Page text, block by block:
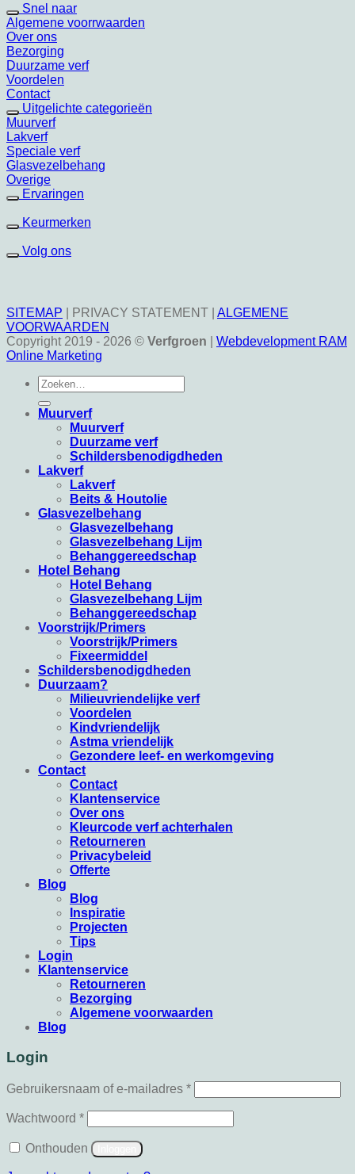
Snel naar
Algemene voorrwaarden
Over ons
Bezorging
Duurzame verf
Voordelen
Contact
Uitgelichte categorieën
Muurverf
Lakverf
Speciale verf
Glasvezelbehang
Overige
Ervaringen
Keurmerken
Volg ons
SITEMAP PRIVACY STATEMENT
ALGEMENE
VOORWAARDEN
Copyright 2019 - 2026 © Verfgroen
Webdevelopment RAM
Online Marketing
Zoeken
naar:
Muurverf
Muurverf
Duurzame verf
Schildersbenodigdheden
Lakverf
Lakverf
Beits & Houtolie
Glasvezelbehang
Glasvezelbehang
Glasvezelbehang Lijm
Behanggereedschap
Hotel Behang
Hotel Behang
Glasvezelbehang Lijm
Behanggereedschap
Voorstrijk/Primers
Voorstrijk/Primers
Fixeermiddel
Schildersbenodigdheden
Duurzaam?
Milieuvriendelijke verf
Voordelen
Kindvriendelijk
Astma vriendelijk
Gezondere leef- en werkomgeving
Contact
Contact
Klantenservice
Over ons
Kleurcode verf achterhalen
Retourneren
Privacybeleid
Offerte
Blog
Blog
Inspiratie
Projecten
Tips
Login
Klantenservice
Retourneren
Bezorging
Algemene voorwaarden
Blog
Login
Gebruikersnaam of e-mailadres *Vereist
Wachtwoord *Vereist
Onthouden